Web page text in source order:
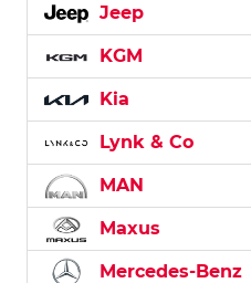
Jeep
KGM
Kia
Lynk & Co
MAN
Maxus
Mercedes-Benz